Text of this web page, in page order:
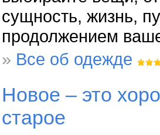
сущность, жизнь,
продолжением
» Все об одежде
Новое – это
старое